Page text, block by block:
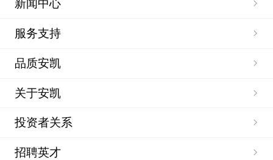
新闻中心
服务支持
品质安凯
关于安凯
投资者关系
招聘英才